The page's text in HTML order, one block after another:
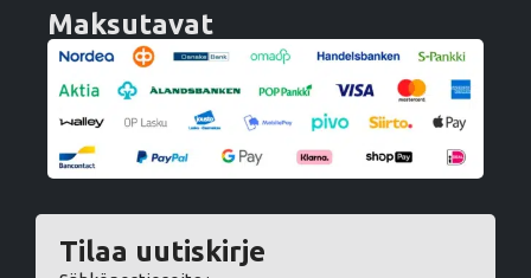
Maksutavat
Tilaa uutiskirje